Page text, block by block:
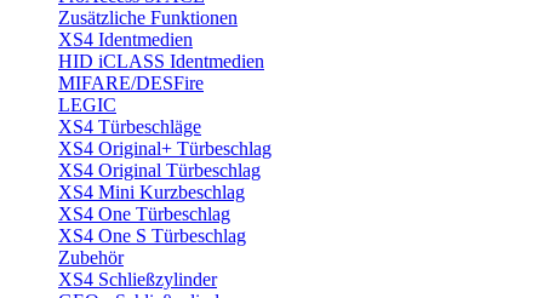
Zusätzliche Funktionen
XS4 Identmedien
HID iCLASS Identmedien
MIFARE/DESFire
LEGIC
XS4 Türbeschläge
XS4 Original+ Türbeschlag
XS4 Original Türbeschlag
XS4 Mini Kurzbeschlag
XS4 One Türbeschlag
XS4 One S Türbeschlag
Zubehör
XS4 Schließzylinder